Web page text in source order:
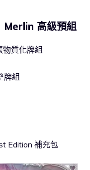
Merlin 高級預組
質化牌組
牌組
Edition 補充包